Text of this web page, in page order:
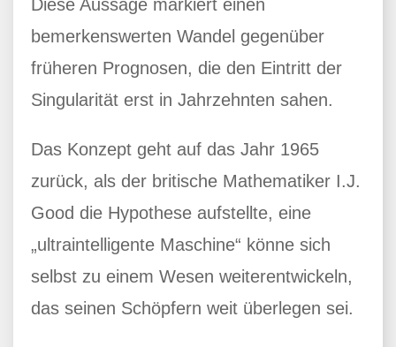
Diese Aussage markiert einen
bemerkenswerten Wandel gegenüber
früheren Prognosen, die den Eintritt der
Singularität erst in Jahrzehnten sahen.
Das Konzept geht auf das Jahr 1965
zurück, als der britische Mathematiker I.J.
Good die Hypothese aufstellte, eine
„ultraintelligente Maschine“ könne sich
selbst zu einem Wesen weiterentwickeln,
das seinen Schöpfern weit überlegen sei.